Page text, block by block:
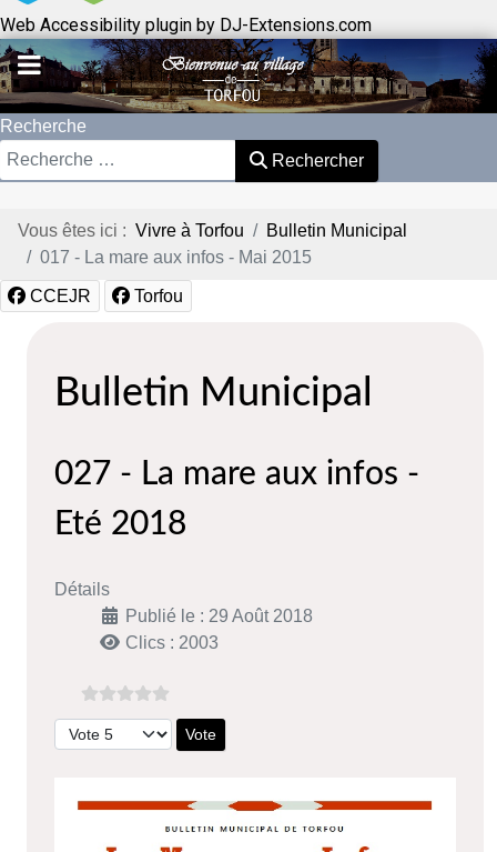
Web Accessibility plugin by DJ-Extensions.com
Recherche
Rechercher
Vous êtes ici : Vivre à Torfou
Bulletin Municipal
017 - La mare aux infos - Mai 2015
CCEJR Torfou
Bulletin Municipal
027 - La mare aux infos -
Eté 2018
Détails
Publié le : 29 Août 2018
Clics : 2003
Veuillez voter